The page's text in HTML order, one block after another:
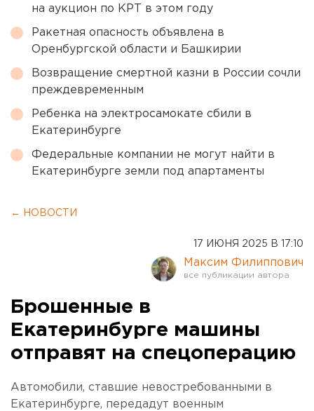
на аукцион по КРТ в этом году
Ракетная опасность объявлена в
Оренбургской области и Башкирии
Возвращение смертной казни в России сочли
преждевременным
Ребенка на электросамокате сбили в
Екатеринбурге
Федеральные компании не могут найти в
Екатеринбурге земли под апартаменты
← НОВОСТИ
17 ИЮНЯ 2025 В 17:10
Максим Филиппович
Брошенные в
Екатеринбурге машины
отправят на спецоперацию
Автомобили, ставшие невостребованными в
Екатеринбурге, передадут военным